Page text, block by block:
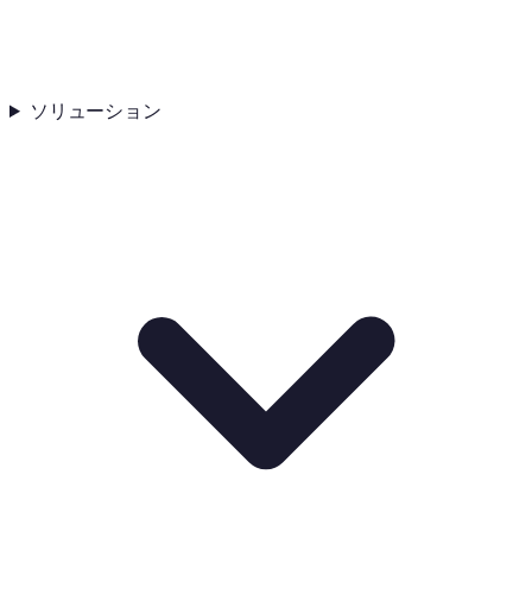
ソリューション